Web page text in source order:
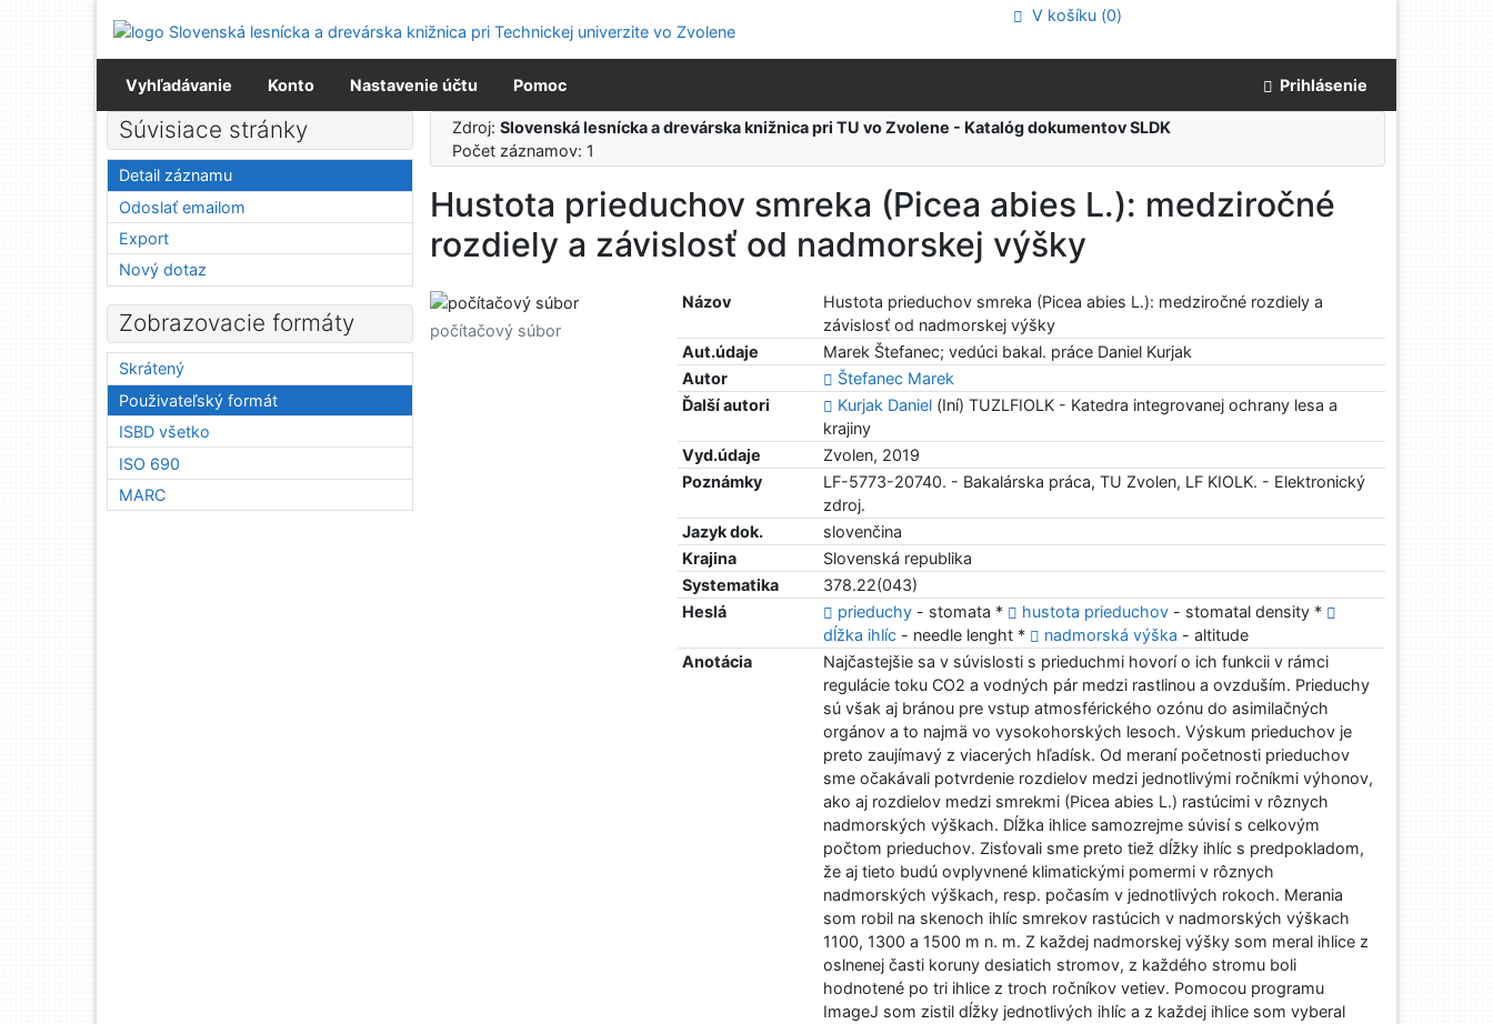
Prejsť na menu
Prehlásenie o webovej prístupnosti
V košíku (0)
Vyhľadávanie Konto Nastavenie účtu Pomoc Prihlásenie
Zdroj:Slovenská lesnícka a drevárska knižnica pri TU vo Zvolene - Katalóg dokumentov SLDK
Počet záznamov: 1
Hustota prieduchov smreka (Picea abies L.): medziročné
rozdiely a závislosť od nadmorskej výšky
Názov
Hustota prieduchov smreka (Picea abies L.): medziročné rozdiely a
závislosť od nadmorskej výšky
Aut.údaje
Marek Štefanec; vedúci bakal. práce Daniel Kurjak
Autor
Štefanec Marek
Ďalší autori
Kurjak Daniel (Iní) TUZLFIOLK - Katedra integrovanej ochrany lesa a
krajiny
Vyd.údaje
Zvolen, 2019
Poznámky
LF-5773-20740. - Bakalárska práca, TU Zvolen, LF KIOLK. - Elektronický
zdroj.
Jazyk dok.
slovenčina
Krajina
Slovenská republika
Systematika
378.22(043)
Heslá
prieduchy - stomata * hustota prieduchov - stomatal density *
dĺžka ihlíc - needle lenght * nadmorská výška - altitude
Anotácia
Najčastejšie sa v súvislosti s prieduchmi hovorí o ich funkcii v rámci
regulácie toku CO2 a vodných pár medzi rastlinou a ovzduším. Prieduchy
sú však aj bránou pre vstup atmosférického ozónu do asimilačných
orgánov a to najmä vo vysokohorských lesoch. Výskum prieduchov je
preto zaujímavý z viacerých hľadísk. Od meraní početnosti prieduchov
sme očakávali potvrdenie rozdielov medzi jednotlivými ročníkmi výhonov,
ako aj rozdielov medzi smrekmi (Picea abies L.) rastúcimi v rôznych
nadmorských výškach. Dĺžka ihlice samozrejme súvisí s celkovým
počtom prieduchov. Zisťovali sme preto tiež dĺžky ihlíc s predpokladom,
že aj tieto budú ovplyvnené klimatickými pomermi v rôznych
nadmorských výškach, resp. počasím v jednotlivých rokoch. Merania
som robil na skenoch ihlíc smrekov rastúcich v nadmorských výškach
1100, 1300 a 1500 m n. m. Z každej nadmorskej výšky som meral ihlice z
oslnenej časti koruny desiatich stromov, z každého stromu boli
hodnotené po tri ihlice z troch ročníkov vetiev. Pomocou programu
ImageJ som zistil dĺžky jednotlivých ihlíc a z každej ihlice som vyberal
počítačový súbor
Súvisiace stránky
Detail záznamu
Odoslať emailom
Export
Nový dotaz
Zobrazovacie formáty
Skrátený
Použivateľský formát
ISBD všetko
ISO 690
MARC